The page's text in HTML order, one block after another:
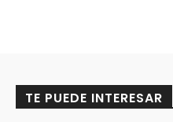
TE PUEDE INTERESAR